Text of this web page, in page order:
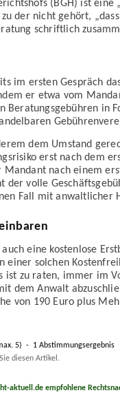
(BGH) ist
der nicht gehört,
schriftlich
im ersten Gespräch
er etwa vom
Beratungs­gebühren in
dem Umstand
erst nach dem
nach einem
der volle
Fall mit
eine kostenlose
einer solchen
ist zu raten, immer im
dem Anwalt
von 190 Euro plus
5) - 1Abstimmungsergebnis
diesen Artikel.
aktuell.de empfohlene